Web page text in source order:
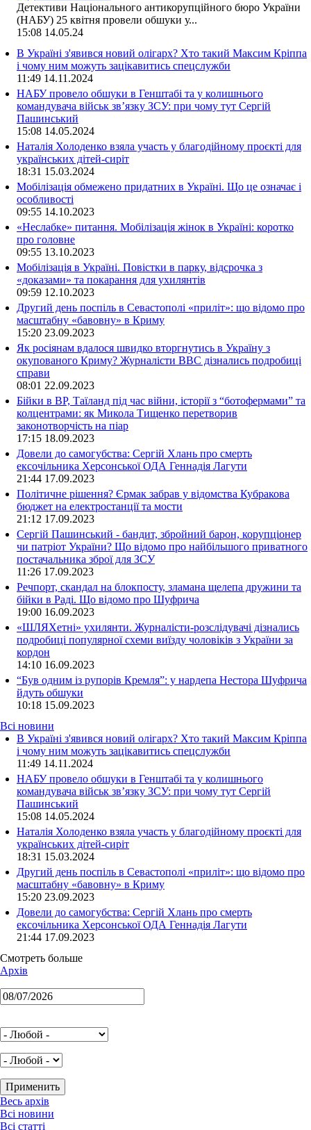
Детективи Національного антикорупційного бюро України
(НАБУ) 25 квітня провели обшуки у...
15:08 14.05.24
В Україні з'явився новий олігарх? Хто такий Максим Кріппа
і чому ним можуть зацікавитись спецслужби
11:49 14.11.2024
НАБУ провело обшуки в Генштабі та у колишнього
командувача військ зв’язку ЗСУ: при чому тут Сергій
Пашинський
15:08 14.05.2024
Наталія Холоденко взяла участь у благодійному проєкті для
українських дітей-сиріт
18:31 15.03.2024
Мобілізація обмежено придатних в Україні. Що це означає і
особливості
09:55 14.10.2023
«Неслабке» питання. Мобілізація жінок в Україні: коротко
про головне
09:55 13.10.2023
Мобілізація в Україні. Повістки в парку, відсрочка з
«доказами» та покарання для ухилянтів
09:59 12.10.2023
Другий день поспіль в Севастополі «приліт»: що відомо про
масштабну «бавовну» в Криму
15:20 23.09.2023
Як росіянам вдалося швидко вторгнутись в Україну з
окупованого Криму? Журналісти ВВС дізнались подробиці
справи
08:01 22.09.2023
Бійки в ВР, Таїланд під час війни, історії з “ботофермами” та
колцентрами: як Микола Тищенко перетворив
законотворчість на піар
17:15 18.09.2023
Довели до самогубства: Сергій Хлань про смерть
ексочільника Херсонської ОДА Геннадія Лагути
21:44 17.09.2023
Політичне рішення? Єрмак забрав у відомства Кубракова
бюджет на електростанції та мости
21:12 17.09.2023
Сергій Пашинський - бандит, збройний барон, корупціонер
чи патріот України? Що відомо про найбільшого приватного
постачальника зброї для ЗСУ
11:26 17.09.2023
Речпорт, скандал на блокпосту, зламана щелепа дружини та
бійки в Раді. Що відомо про Шуфрича
19:00 16.09.2023
«ШЛЯХетні» ухилянти. Журналісти-розслідувачі дізнались
подробиці популярної схеми виїзду чоловіків з України за
кордон
14:10 16.09.2023
“Був одним із рупорів Кремля”: у нардепа Нестора Шуфрича
йдуть обшуки
10:18 15.09.2023
Всі новини
В Україні з'явився новий олігарх? Хто такий Максим Кріппа
і чому ним можуть зацікавитись спецслужби
11:49 14.11.2024
НАБУ провело обшуки в Генштабі та у колишнього
командувача військ зв’язку ЗСУ: при чому тут Сергій
Пашинський
15:08 14.05.2024
Наталія Холоденко взяла участь у благодійному проєкті для
українських дітей-сиріт
18:31 15.03.2024
Другий день поспіль в Севастополі «приліт»: що відомо про
масштабну «бавовну» в Криму
15:20 23.09.2023
Довели до самогубства: Сергій Хлань про смерть
ексочільника Херсонської ОДА Геннадія Лагути
21:44 17.09.2023
Смотреть больше
Архів
Весь архів
Всі новини
Всі статті